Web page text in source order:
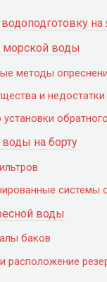
на
морской воды
методы
и
на борту
системы
воды
баков
расположение